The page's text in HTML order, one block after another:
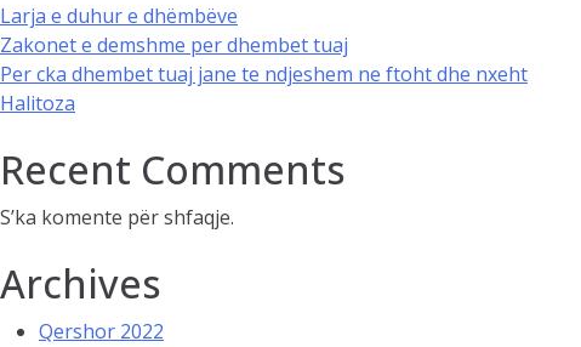
Larja e duhur e dhëmbëve
Zakonet e demshme per dhembet tuaj
Per cka dhembet tuaj jane te ndjeshem ne ftoht dhe nxeht
Halitoza
Recent Comments
S’ka komente për shfaqje.
Archives
Qershor 2022